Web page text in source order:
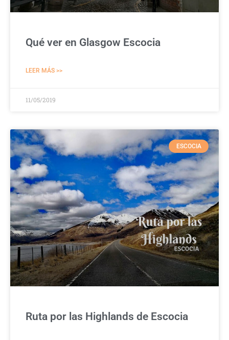
Qué ver en Glasgow Escocia
LEER MÁS >>
11/05/2019
ESCOCIA
Ruta por las Highlands de Escocia